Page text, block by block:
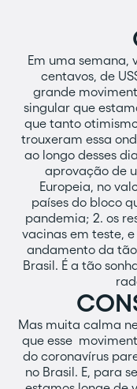
Em uma semana,
centavos, de
grande
singular que
que tanto
trouxeram essa
ao longo desses
aprovação de
Europeia, no
países do bloco
pandemia; 2. os
vacinas em teste,
andamento da
Brasil. É a tão
Mas muita calma
que esse
do coronavírus
no Brasil. E, para